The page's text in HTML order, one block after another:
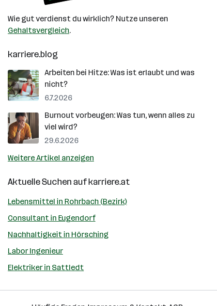
Wie gut verdienst du wirklich? Nutze unseren
Gehaltsvergleich.
karriere.blog
Arbeiten bei Hitze: Was ist erlaubt und was
nicht?
6.7.2026
Burnout vorbeugen: Was tun, wenn alles zu
viel wird?
29.6.2026
Weitere Artikel anzeigen
Aktuelle Suchen aufkarriere.at
Lebensmittel in Rohrbach (Bezirk)
Consultant in Eugendorf
Nachhaltigkeit in Hörsching
Labor Ingenieur
Elektriker in Sattledt